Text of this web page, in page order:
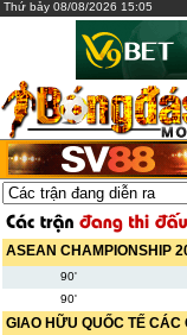
Thứ bảy 08/08/2026 15:05
ASEAN CHAMPIONSHIP
90'
90'
GIAO HỮU QUỐC TẾ